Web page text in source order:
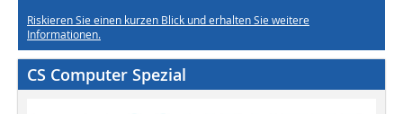
Riskieren Sie einen kurzen Blick und erhalten Sie weitere
Informationen.
CS Computer Spezial